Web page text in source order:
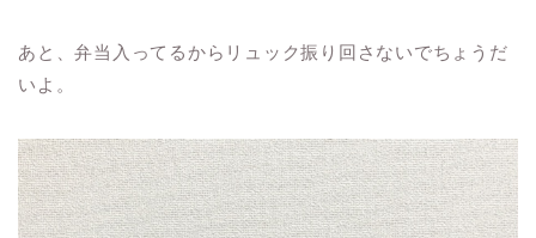
あと、弁当入ってるからリュック振り回さないでちょうだ
いよ。